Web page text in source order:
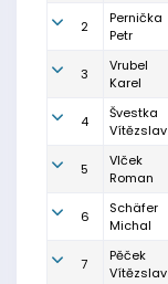
2
Pernička
Petr
3
Vrubel
Karel
4
Švestka
Vítězslav
5
Vlček
Roman
6
Schäfer
Michal
7
Pěček
Vítězslav